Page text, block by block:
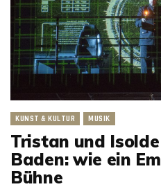
KUNST & KULTUR MUSIK
Tristan und
Baden: wie ein
Bühne